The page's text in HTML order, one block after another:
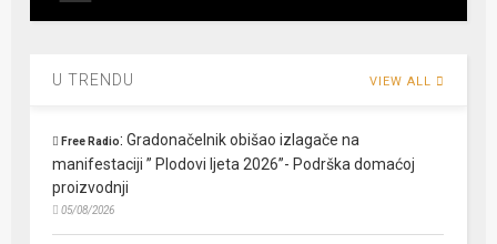
U TRENDU VIEW ALL
Free Radio:Gradonačelnik obišao izlagače na
manifestaciji ” Plodovi ljeta 2026”- Podrška domaćoj
proizvodnji
05/08/2026